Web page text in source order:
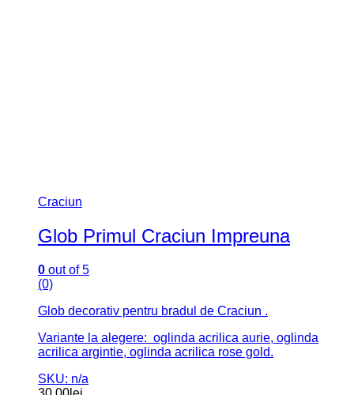
Craciun
Glob Primul Craciun Impreuna
0 out of 5
(0)
Glob decorativ pentru bradul de Craciun .
Variante la alegere: oglinda acrilica aurie, oglinda
acrilica argintie, oglinda acrilica rose gold.
SKU: n/a